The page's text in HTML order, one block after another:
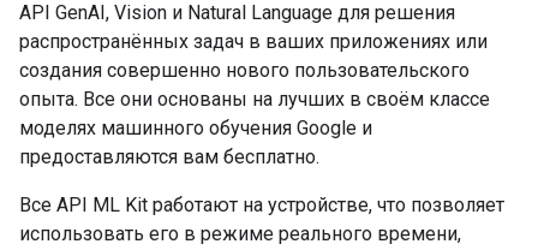
API GenAI, Vision и Natural Language для решения
распространённых задач в ваших приложениях или
создания совершенно нового пользовательского
опыта. Все они основаны на лучших в своём классе
моделях машинного обучения Google и
предоставляются вам бесплатно.
Все API ML Kit работают на устройстве, что позволяет
использовать его в режиме реального времени,